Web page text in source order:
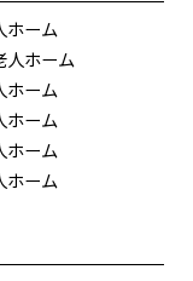
ホーム
人ホーム
ホーム
ホーム
ホーム
ホーム